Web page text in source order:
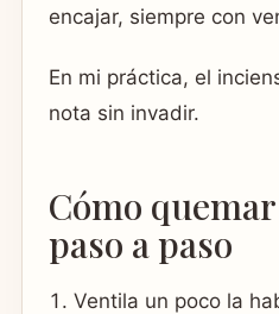
encajar, siempre con
En mi práctica, el
nota sin invadir.
Cómo
paso a paso
Ventila un poco la